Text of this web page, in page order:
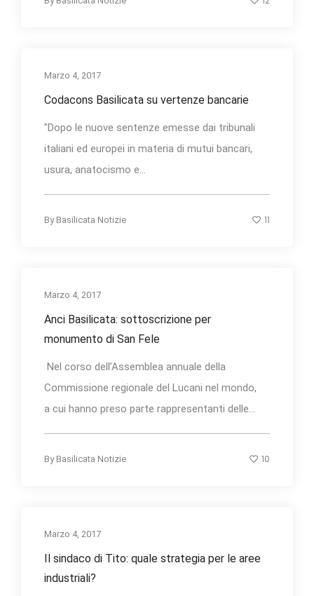
Marzo 4, 2017
Codacons Basilicata su vertenze bancarie
"Dopo le nuove sentenze emesse dai tribunali
italiani ed europei in materia di mutui bancari,
usura, anatocismo e...
By Basilicata Notizie 11
Marzo 4, 2017
Anci Basilicata: sottoscrizione per
monumento di San Fele
Nel corso dell’Assemblea annuale della
Commissione regionale del Lucani nel mondo,
a cui hanno preso parte rappresentanti delle...
By Basilicata Notizie 10
Marzo 4, 2017
Il sindaco di Tito: quale strategia per le aree
industriali?